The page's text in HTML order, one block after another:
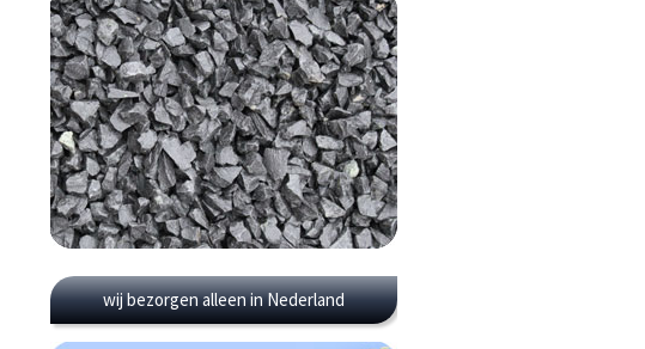
wij bezorgen alleen in Nederland